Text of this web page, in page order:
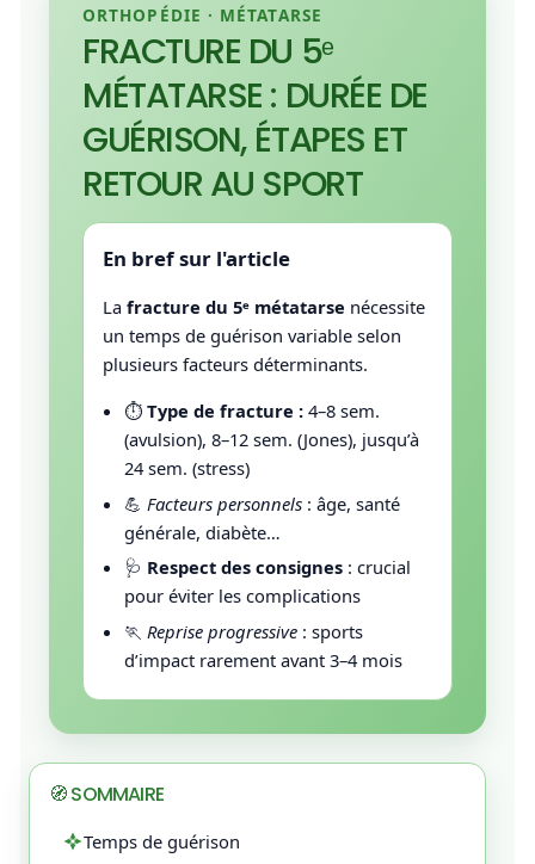
ORTHOPÉDIE · MÉTATARSE
FRACTURE DU 5ᵉ
MÉTATARSE : DURÉE DE
GUÉRISON, ÉTAPES ET
RETOUR AU SPORT
En bref sur l'article
La fracture du 5ᵉ métatarse nécessite
un temps de guérison variable selon
plusieurs facteurs déterminants.
⏱️ Type de fracture : 4–8 sem.
(avulsion), 8–12 sem. (Jones), jusqu’à
24 sem. (stress)
💪 Facteurs personnels : âge, santé
générale, diabète…
🩺 Respect des consignes : crucial
pour éviter les complications
🏃 Reprise progressive : sports
d’impact rarement avant 3–4 mois
🧭 SOMMAIRE
Temps de guérison